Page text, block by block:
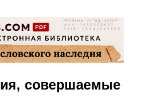
совершаемые